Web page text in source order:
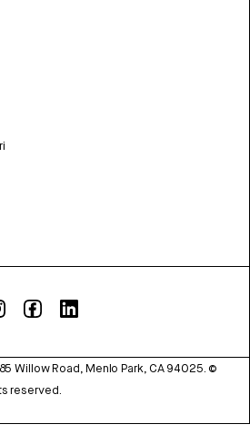
Willow Road, Menlo Park, CA 94025. ©
reserved.